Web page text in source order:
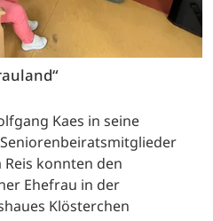
Kaes in seine
Reis konnten den
Ehefrau in der
Klösterchen